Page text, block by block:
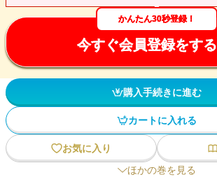
かんたん30秒登録！
今すぐ会員登録をする
購入手続きに進む
カートに入れる
お気に入り
ほかの巻を見る